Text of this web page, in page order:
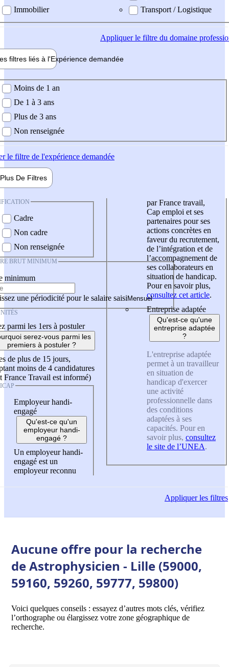
Immobilier
Transport / Logistique
Appliquerle filtre du domaine
filtres liés à l'Expérience demandée
demandée
Moins de 1 an
De 1 à 3 ans
Plus de 3 ans
Non renseignée
le filtre de l'expérience demandée
Plus De Filtres
Cadre
Non cadre
Non renseignée
BRUT MINIMUM
minimum
une périodicité pour le salaire saisi
parmi les 1ers à postuler
serez-vous parmi les
premiers à postuler ?
de plus de 15 jours,
moins de 4 candidatures
France Travail est informé)
Employeur handi-
engagé
Qu'est-ce qu'un
employeur handi-
engagé ?
Un employeur handi-
engagé est un
employeur reconnu
par France travail,
Cap emploi et ses
partenaires pour ses
actions concrètes en
faveur du recrutement,
de l’intégration et de
l’accompagnement de
ses collaborateurs en
situation de handicap.
Pour en savoir plus,
consultez cet article.
Entreprise adaptée
Qu'est-ce qu'une
entreprise adaptée
?
L'entreprise adaptée
permet à un travailleur
en situation de
handicap d'exercer
une activité
professionnelle dans
des conditions
adaptées à ses
capacités. Pour en
savoir plus, consultez
le site de l’UNEA.
Appliquerles filtres
Aucune offre pour la recherche
de Astrophysicien - Lille (59000,
59160, 59260, 59777, 59800)
Voici quelques conseils : essayez d’autres mots clés, vérifiez
l’orthographe ou élargissez votre zone géographique de
recherche.